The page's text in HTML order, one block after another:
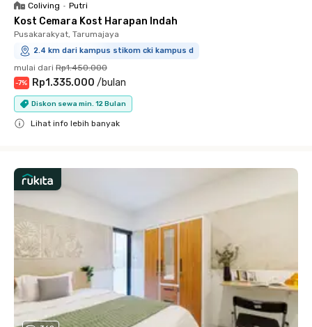
Coliving • Putri
Kost Cemara Kost Harapan Indah
Pusakarakyat, Tarumajaya
2.4 km dari kampus stikom cki kampus d
mulai dari Rp1.450.000
-7% Rp1.335.000 /bulan
Diskon sewa min. 12 Bulan
Lihat info lebih banyak